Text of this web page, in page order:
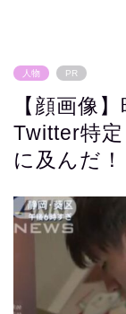
人物 PR
【顔画像
Twitter特
に及んだ！